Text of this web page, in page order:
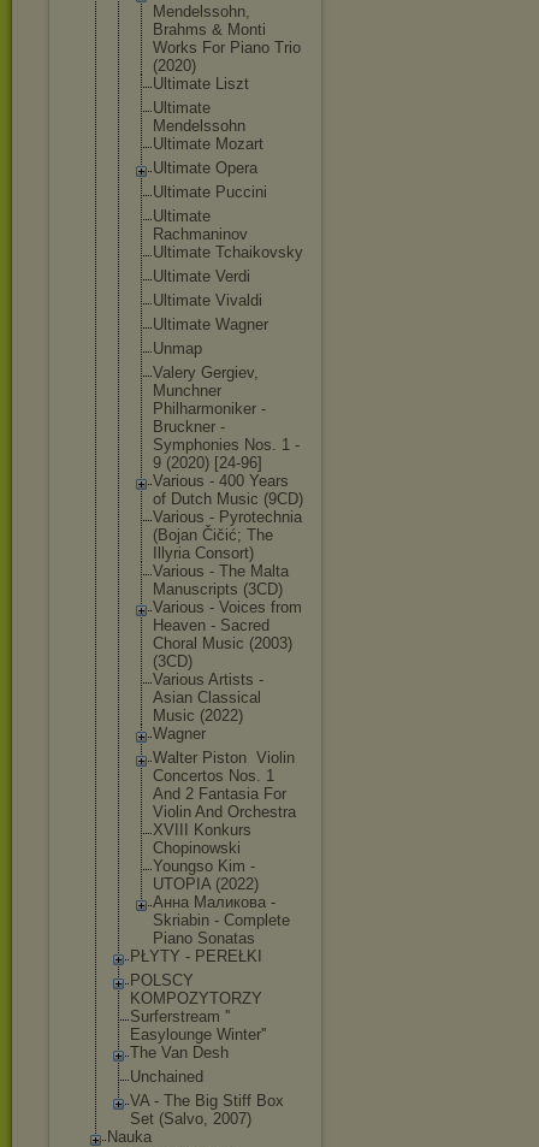
Mendelssohn,
Brahms & Monti
Works For Piano Trio
(2020)
Ultimate Liszt
Ultimate
Mendelssohn
Ultimate Mozart
Ultimate Opera
Ultimate Puccini
Ultimate
Rachmaninov
Ultimate Tchaikovsky
Ultimate Verdi
Ultimate Vivaldi
Ultimate Wagner
Unmap
Valery Gergiev,
Munchner
Philharmoni ker -
Bruckner -
Symphonies Nos. 1 -
9 (2020) [24-96]
Various - 400 Years
of Dutch Music (9CD)
Various - Pyrotechnia
(Bojan Čičić; The
Illyria Consort)
Various - The Malta
Manuscripts (3CD)
Various - Voices from
Heaven - Sacred
Choral Music (2003)
(3CD)
Various Artists -
Asian Classical
Music (2022)
Wagner
Walter Piston ‎ Violin
Concertos Nos. 1
And 2 Fantasia For
Violin And Orchestra
XVIII Konkurs
Chopinowski
Youngso Kim -
UTOPIA (2022)
Анна Маликова -
Skriabin - Complete
Piano Sonatas
PŁYTY - PEREŁKI
POLSCY
KOMPOZYTORZY
Surferstream ''
Easylounge Winter''
The Van Desh
Unchained
VA - The Big Stiff Box
Set (Salvo, 2007)
Nauka